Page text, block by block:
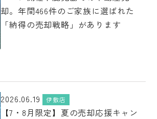
却。年間466件のご家族に選ばれた
「納得の売却戦略」があります
2026.06.19 伊敷店
【7・8月限定】夏の売却応援キャン